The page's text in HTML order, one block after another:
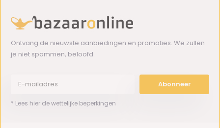
Ontvang de nieuwste aanbiedingen en promoties. We zullen
je niet spammen, beloofd.
Abonneer
* Lees hier de wettelijke beperkingen